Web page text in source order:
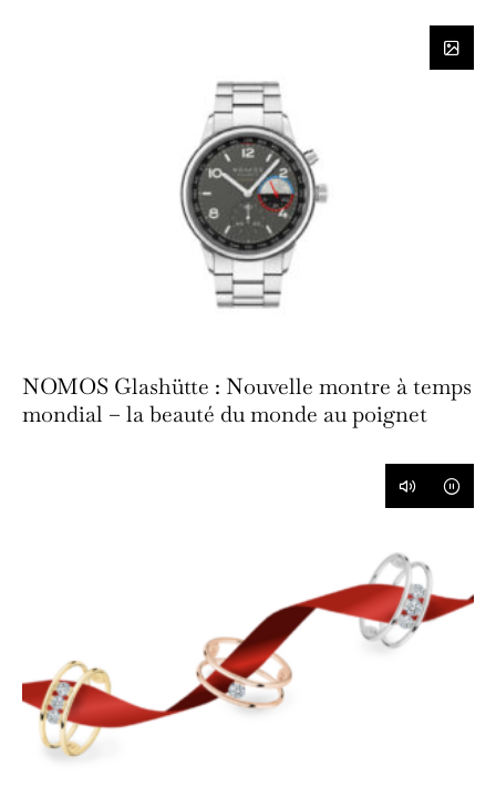
NOMOS Glashütte : Nouvelle montre à temps
mondial – la beauté du monde au poignet